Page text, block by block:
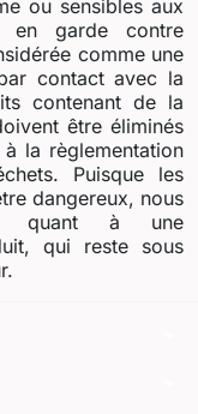
ou sensibles aux
en garde contre
comme une
contact avec la
contenant de la
être éliminés
la règlementation
Puisque les
dangereux, nous
quant à une
qui reste sous